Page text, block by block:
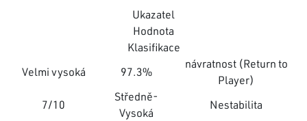
Ukazatel
Hodnota
Klasifikace
návratnost (Return to
Player)
97.3%
Velmi vysoká
Nestabilita
Středně-
Vysoká
7/10